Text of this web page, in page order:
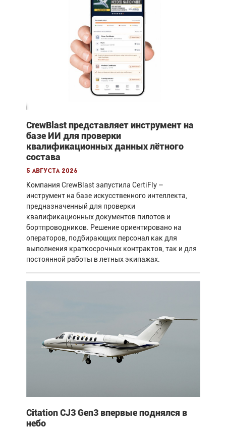
CrewBlast представляет инструмент на
базе ИИ для проверки
квалификационных данных лётного
состава
5 августа 2026
Компания CrewBlast запустила CertiFly –
инструмент на базе искусственного интеллекта,
предназначенный для проверки
квалификационных документов пилотов и
бортпроводников. Решение ориентировано на
операторов, подбирающих персонал как для
выполнения краткосрочных контрактов, так и для
постоянной работы в летных экипажах.
Citation CJ3 Gen3 впервые поднялся в
небо